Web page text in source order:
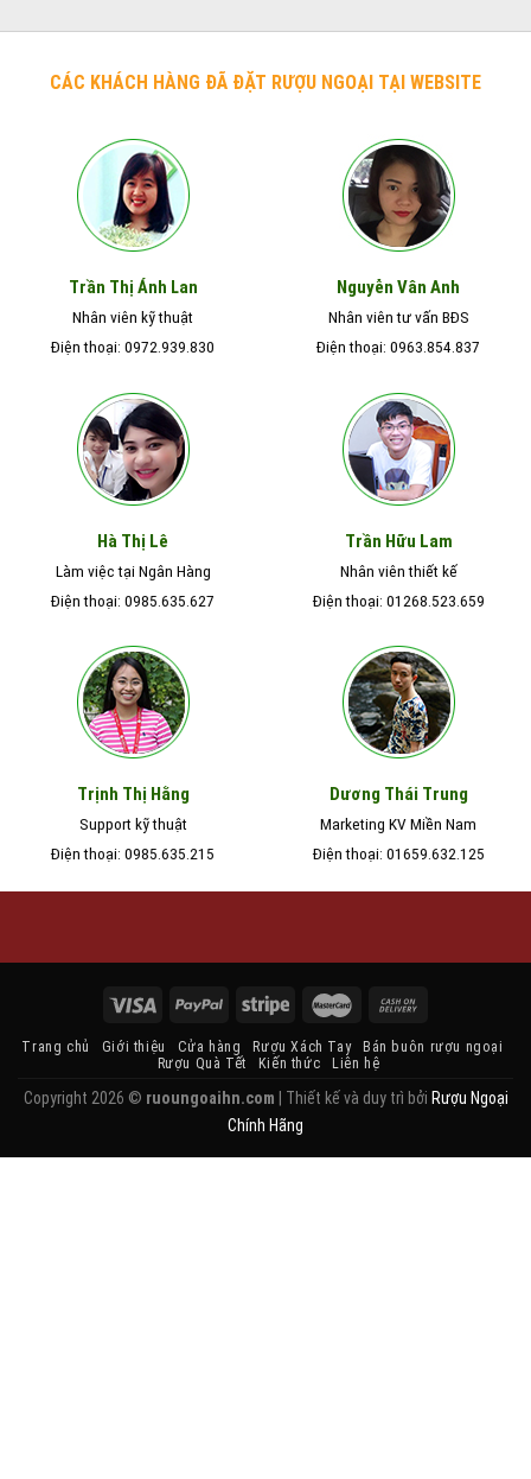
CÁC KHÁCH HÀNG ĐÃ ĐẶT RƯỢU NGOẠI TẠI WEBSITE
Trần Thị Ánh Lan
Nhân viên kỹ thuật
Điện thoại: 0972.939.830
Nguyễn Vân Anh
Nhân viên tư vấn BĐS
Điện thoại: 0963.854.837
Hà Thị Lê
Làm việc tại Ngân Hàng
Điện thoại: 0985.635.627
Trần Hữu Lam
Nhân viên thiết kế
Điện thoại: 01268.523.659
Trịnh Thị Hằng
Support kỹ thuật
Điện thoại: 0985.635.215
Dương Thái Trung
Marketing KV Miền Nam
Điện thoại: 01659.632.125
Trang chủ Giới thiệu Cửa hàng Rượu Xách Tay
Bán buôn rượu ngoại
Rượu Quà Tết
Kiến thức Liên hệ
Copyright 2026 © ruoungoaihn.com | Thiết kế và duy trì bởi Rượu Ngoại
Chính Hãng